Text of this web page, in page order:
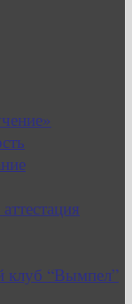
клуб “Вымпел”